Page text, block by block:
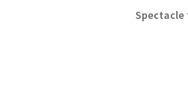
Spectacle